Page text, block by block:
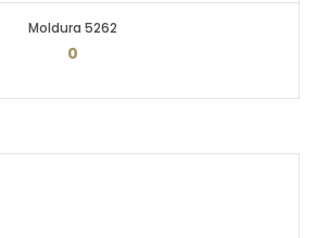
Moldura 5262
0